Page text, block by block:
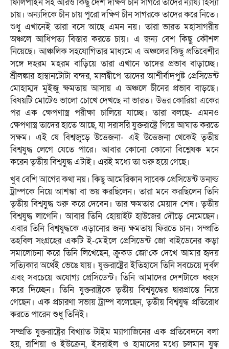
চায়। অন্যদিকে চীন চায় পুরো দক্ষিণ চীন সাগরকে তাদের করে নিতে।
শুধু এখানেই তারা বসে আছে এমন নয়। তারা ভারত মহাসাগরীয়
অঞ্চলে আধিপত্য বিস্তার করতে চায়। এ জন্য বেশ কিছু কৌশল
নিয়েছে। আঞ্চলিক সহযোগিতার মাধ্যমে এ অঞ্চলের কিছু প্রতিবেশীর
সঙ্গে দহরম মহরম বাড়িয়ে তারা এখানে তাদের প্রভাব বাড়াচ্ছে।
শ্রীলঙ্কার হাম্বানটোটা বন্দর, মালদ্বীপে তাদের আশীর্বাদপুষ্ট প্রেসিডেন্ট
মোহাম্মদ মুইজু ক্ষমতায় আসায় এ অঞ্চলে চীনের প্রভাব বাড়ছে।
বিষয়টি মোটেও ভালো চোখে দেখছে না ভারত। উত্তর কোরিয়া একের
পর এক ক্ষেপণাস্ত্র পরীক্ষা চালিয়ে যাচ্ছে। তারা বলছে- এমনও
ক্ষেপণাস্ত্র তাদের হাতে আছে, যা সরাসরি যুক্তরাষ্ট্রে গিয়ে আঘাত করতে
সক্ষম। এই যে বিশ্বজুড়ে উত্তেজনা- এই উত্তেজনা থেকেই তৃতীয়
বিশ্বযুদ্ধ লেগে যেতে পারে। আবার কোনো কোনো বিশ্লেষক মনে
করেন তৃতীয় বিশ্বযুদ্ধ এটাই। এরই মধ্যে তা শুরু হয়ে গেছে।
খুব বেশি আগের কথা নয়। কিছু আমেরিকান সাবেক প্রেসিডেন্ট ডনাল্ড
ট্রাম্পকে নিয়ে আশঙ্কা বা ভয় করছিলেন। তারা মনে করছিলেন তিনি
তৃতীয় বিশ্বযুদ্ধ শুরু করে দেবেন। তার ক্ষমতার মেয়াদ শেষ। তৃতীয়
বিশ্বযুদ্ধ লাগেনি। আবার তিনি হোয়াইট হাউজের দৌড়ে নেমেছেন।
এবার তিনি বিশ্বযুদ্ধকে এড়ানোর জন্য ক্ষমতায় ফিরতে চান। সম্প্রতি
তহবিল সংগ্রহের একটি ই-মেইলে প্রেসিডেন্ট জো বাইডেনের কড়া
সমালোচনা করে তিনি লিখেছেন, ক্রুকড জো’কে দেখে আমার হৃদয়
সত্যিকার অর্থেই ভেঙে যায়। যুক্তরাষ্ট্রের ইতিহাসে তিনি সবচেয়ে দুর্বল
এবং সবচেয়ে অযোগ্য প্রেসিডেন্ট। তিনি আমাদের দেশটাকে ধ্বংস
করে দিচ্ছেন। তিনি যুক্তরাষ্ট্রকে তৃতীয় বিশ্বযুদ্ধের দ্বারপ্রান্তে নিয়ে
গেছেন। এক প্রচারণা সভায় ট্রাম্প বলেছেন, তৃতীয় বিশ্বযুদ্ধ প্রতিরোধ
করতে পারেন শুধু তিনিই।
সম্প্রতি যুক্তরাষ্ট্রের বিখ্যাত টাইম ম্যাগাজিনের এক প্রতিবেদনে বলা
হয়, রাশিয়া ও ইউক্রেন, ইসরাইল ও হামাসের মধ্যে চলমান যুদ্ধ